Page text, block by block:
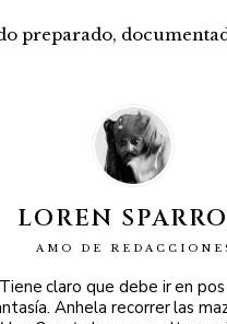
preparado,
LOREN
AMO DE
Tiene claro que debe ir en
Anhela recorrer las